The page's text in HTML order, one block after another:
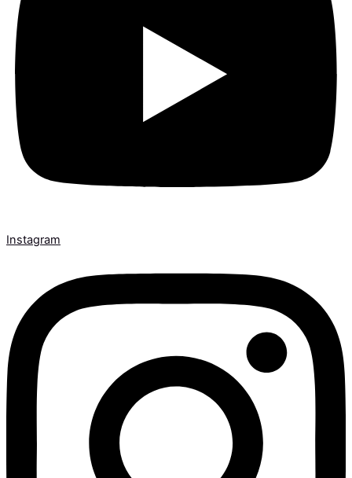
Instagram